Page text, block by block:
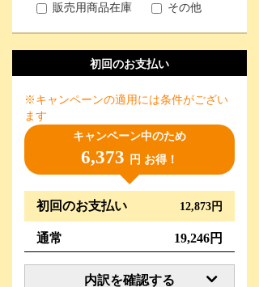
販売用商品在庫
その他
初回のお支払い
※キャンペーンの適用には条件がござい
ます
キャンペーン中のため
6,373 円 お得！
初回のお支払い 12,873円
通常 19,246円
内訳を確認する